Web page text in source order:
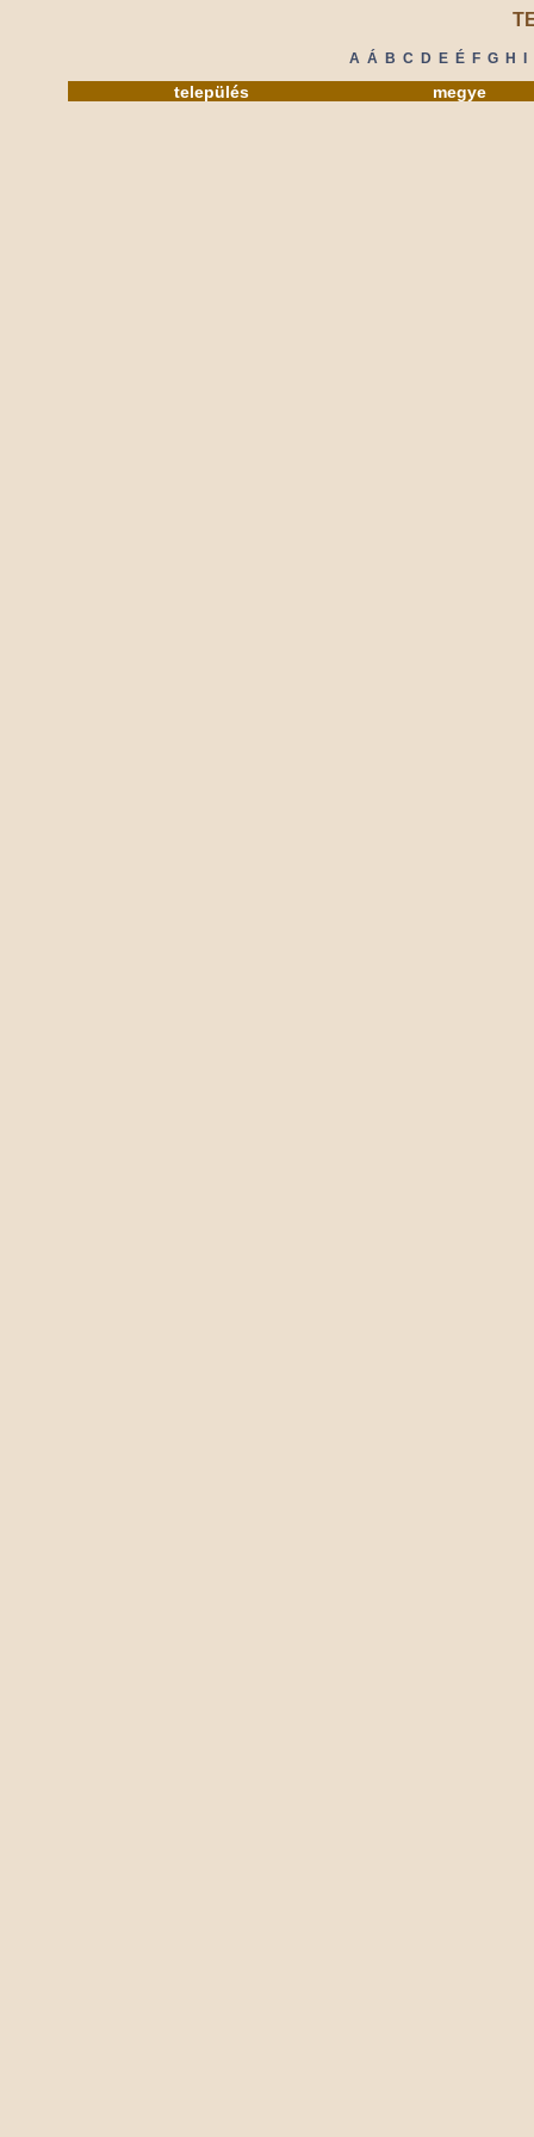
A Á B C D E É F G H
település megye